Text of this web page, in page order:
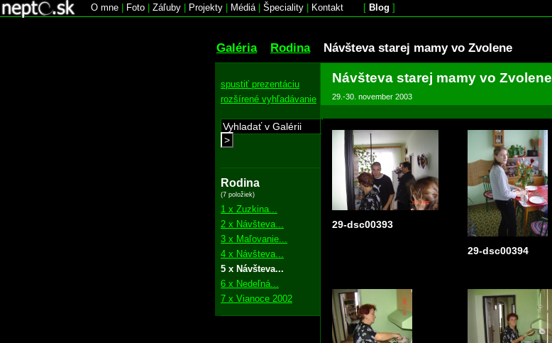
O mne Foto Záľuby Projekty Médiá| Špeciality Kontakt [ Blog ]
Galéria Rodina Návšteva starej mamy vo Zvolene
spustiť prezentáciu
rozšírené vyhľadávanie
>
Rodina
(7 položiek)
1 x Zuzkina...
2 x Návšteva...
3 x Maľovanie...
4 x Návšteva...
5 x Návšteva...
6 x Nedeľná...
7 x Vianoce 2002
Návšteva starej mamy vo Zvolene
29.-30. november 2003
29-dsc00393
29-dsc00394